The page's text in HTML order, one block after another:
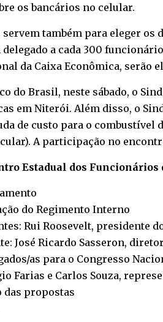
os bancários no celular.
também para eleger os
a cada 300
da Caixa Econômica, serão
do Brasil, neste sábado, o
em Niterói. Além disso, o
de custo para o
A participação no
Estadual dos Funcionários
do Regimento Interno
Rui Roosevelt, presidente
José Ricardo Sasseron,
as para o Congresso
Farias e Carlos Souza,
das propostas